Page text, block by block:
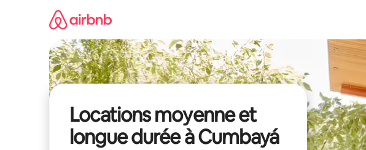
Locations moyenne et
longue durée à Cumbayá